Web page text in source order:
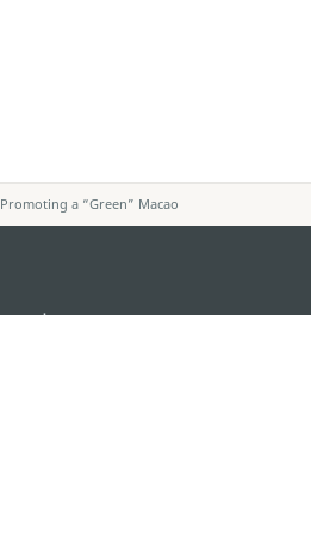
Promoting a “Green” Macao